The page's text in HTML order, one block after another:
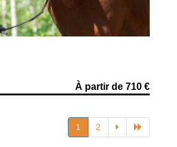
À partir de 710 €
1 2